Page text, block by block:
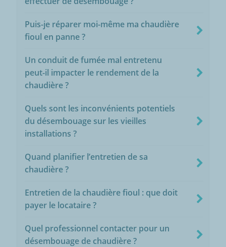
Puis-je réparer moi-même ma chaudière
fioul en panne ?
Un conduit de fumée mal entretenu
peut-il impacter le rendement de la
chaudière ?
Quels sont les inconvénients potentiels
du désembouage sur les vieilles
installations ?
Quand planifier l’entretien de sa
chaudière ?
Entretien de la chaudière fioul : que doit
payer le locataire ?
Quel professionnel contacter pour un
désembouage de chaudière ?